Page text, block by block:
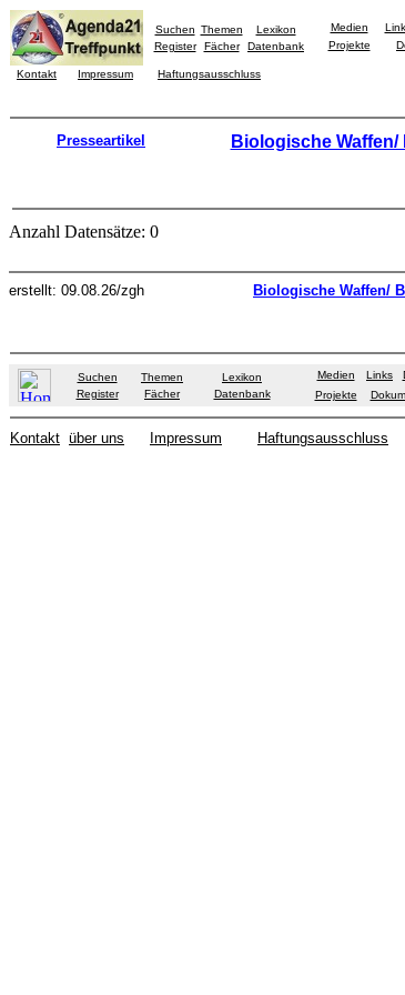
Suchen Themen
Lexikon
Register
Fächer Datenbank
Medien
Projekte
Kontakt Impressum Haftungsausschluss
Presseartikel
Biologische
Anzahl Datensätze: 0
erstellt: 09.08.26/zgh Biologische Waffen/
Suchen Themen
Lexikon
Register
Fächer Datenbank
Medien Links
Projekte
Kontakt über uns Impressum Haftungsausschluss